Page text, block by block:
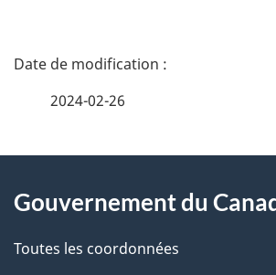
D
i
l
2024-02-26
propos
de
Gouvernement du
Toutes les coordonnées